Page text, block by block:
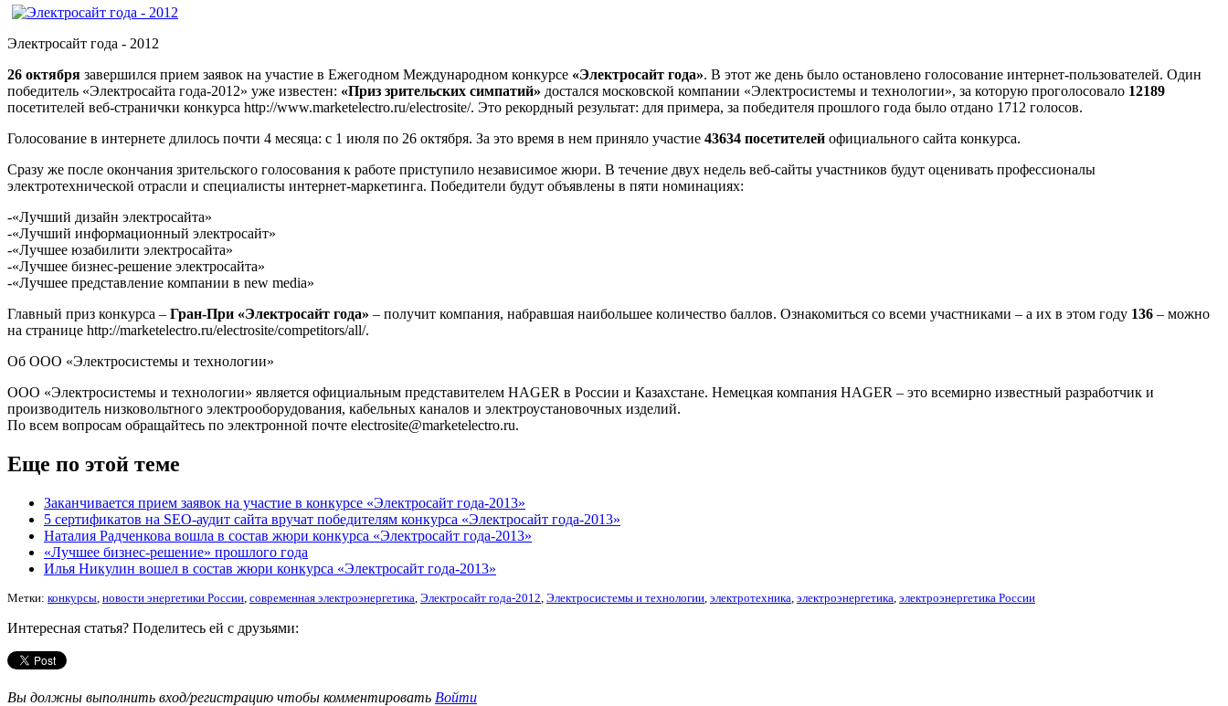
Электросайт года - 2012
26 октября завершился прием заявок на участие в Ежегодном Международном конкурсе «Электросайт года». В этот же день было остановлено голосование интернет-пользователей. Один
победитель «Электросайта года-2012» уже известен: «Приз зрительских симпатий» достался московской компании «Электросистемы и технологии», за которую проголосовало 12189
посетителей веб-странички конкурса http://www.marketelectro.ru/electrosite/. Это рекордный результат: для примера, за победителя прошлого года было отдано 1712 голосов.
Голосование в интернете длилось почти 4 месяца: с 1 июля по 26 октября. За это время в нем приняло участие 43634 посетителей официального сайта конкурса.
Сразу же после окончания зрительского голосования к работе приступило независимое жюри. В течение двух недель веб-сайты участников будут оценивать профессионалы
электротехнической отрасли и специалисты интернет-маркетинга. Победители будут объявлены в пяти номинациях:
-«Лучший дизайн электросайта»
-«Лучший информационный электросайт»
-«Лучшее юзабилити электросайта»
-«Лучшее бизнес-решение электросайта»
-«Лучшее представление компании в new media»
Главный приз конкурса – Гран-При «Электросайт года» – получит компания, набравшая наибольшее количество баллов. Ознакомиться со всеми участниками – а их в этом году 136 – можно
на странице http://marketelectro.ru/electrosite/competitors/all/.
Об ООО «Электросистемы и технологии»
ООО «Электросистемы и технологии» является официальным представителем HAGER в России и Казахстане. Немецкая компания HAGER – это всемирно известный разработчик и
производитель низковольтного электрооборудования, кабельных каналов и электроустановочных изделий.
По всем вопросам обращайтесь по электронной почте electrosite@marketelectro.ru.
Еще по этой теме
Заканчивается прием заявок на участие в конкурсе «Электросайт года-2013»
5 сертификатов на SEO-аудит сайта вручат победителям конкурса «Электросайт года-2013»
Наталия Радченкова вошла в состав жюри конкурса «Электросайт года-2013»
«Лучшее бизнес-решение» прошлого года
Илья Никулин вошел в состав жюри конкурса «Электросайт года-2013»
Метки: конкурсы новости энергетики России современная электроэнергетика Электросайт года-2012 Электросистемы и технологии электротехника электроэнергетика электроэнергетика России
Интересная статья? Поделитесь ей с друзьями:
Вы должны выполнить вход/регистрацию чтобы комментировать Войти